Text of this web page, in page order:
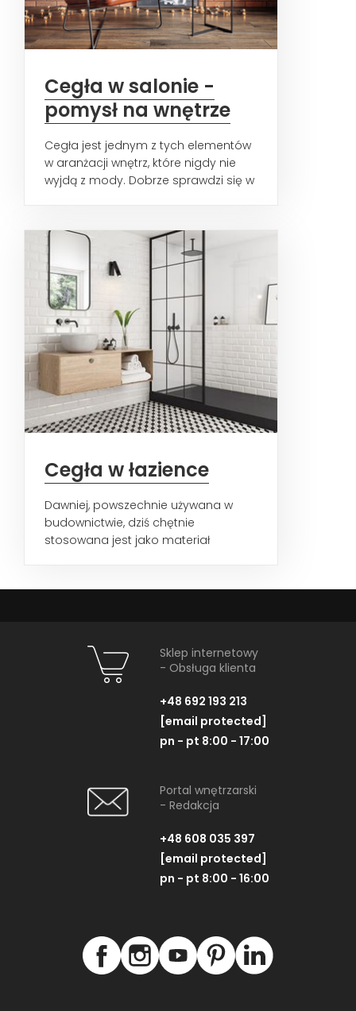
Cegła w salonie -
pomysł na wnętrze
Cegła jest jednym z tych elementów
w aranżacji wnętrz, które nigdy nie
wyjdą z mody. Dobrze sprawdzi się w
Cegła w łazience
Dawniej, powszechnie używana w
budownictwie, dziś chętnie
stosowana jest jako materiał
Sklep internetowy
- Obsługa klienta
+48 692 193 213
[email protected]
pn - pt 8:00 - 17:00
Portal wnętrzarski
- Redakcja
+48 608 035 397
[email protected]
pn - pt 8:00 - 16:00